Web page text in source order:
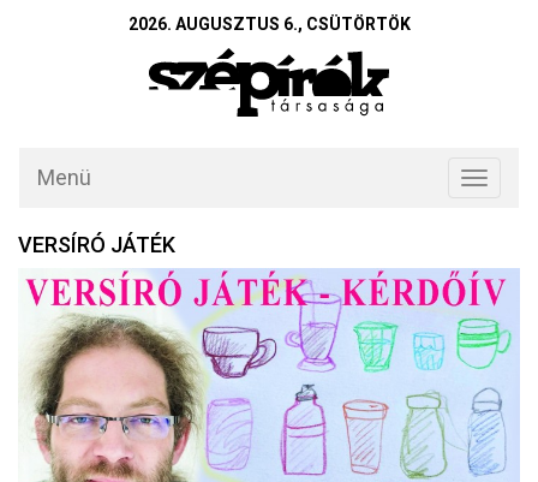
2026. AUGUSZTUS 6., CSÜTÖRTÖK
Toggle
Menü
VERSÍRÓ JÁTÉK